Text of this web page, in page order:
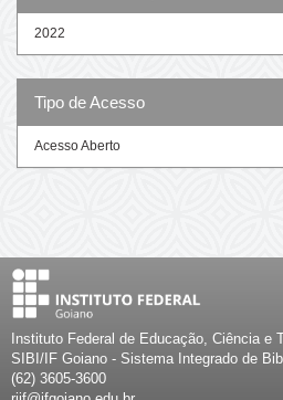
2022
Tipo de Acesso
Acesso Aberto
Instituto Federal de Educação, Ciência e
SIBI/IF Goiano - Sistema Integrado de
(62) 3605-3600